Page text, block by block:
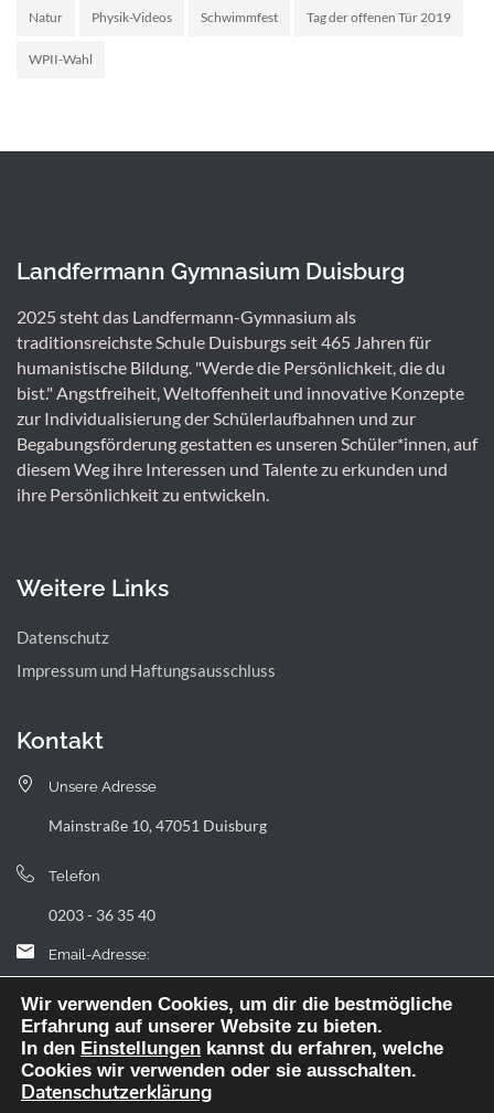
Natur Physik-Videos Schwimmfest Tag der offenen Tür 2019
WPII-Wahl
Landfermann Gymnasium Duisburg
2025 steht das Landfermann-Gymnasium als
traditionsreichste Schule Duisburgs seit 465 Jahren für
humanistische Bildung. "Werde die Persönlichkeit, die du
bist." Angstfreiheit, Weltoffenheit und innovative Konzepte
zur Individualisierung der Schülerlaufbahnen und zur
Begabungsförderung gestatten es unseren Schüler*innen, auf
diesem Weg ihre Interessen und Talente zu erkunden und
ihre Persönlichkeit zu entwickeln.
Weitere Links
Datenschutz
Impressum und Haftungsausschluss
Kontakt
Unsere Adresse
Mainstraße 10, 47051 Duisburg
Telefon
0203 - 36 35 40
Email-Adresse:
landfermann.gymnasium[at]stadt-duisburg.de
Wir verwenden Cookies, um dir die bestmögliche
Erfahrung auf unserer Website zu bieten.
In den Einstellungen kannst du erfahren, welche
Cookies wir verwenden oder sie ausschalten.
Datenschutzerklärung